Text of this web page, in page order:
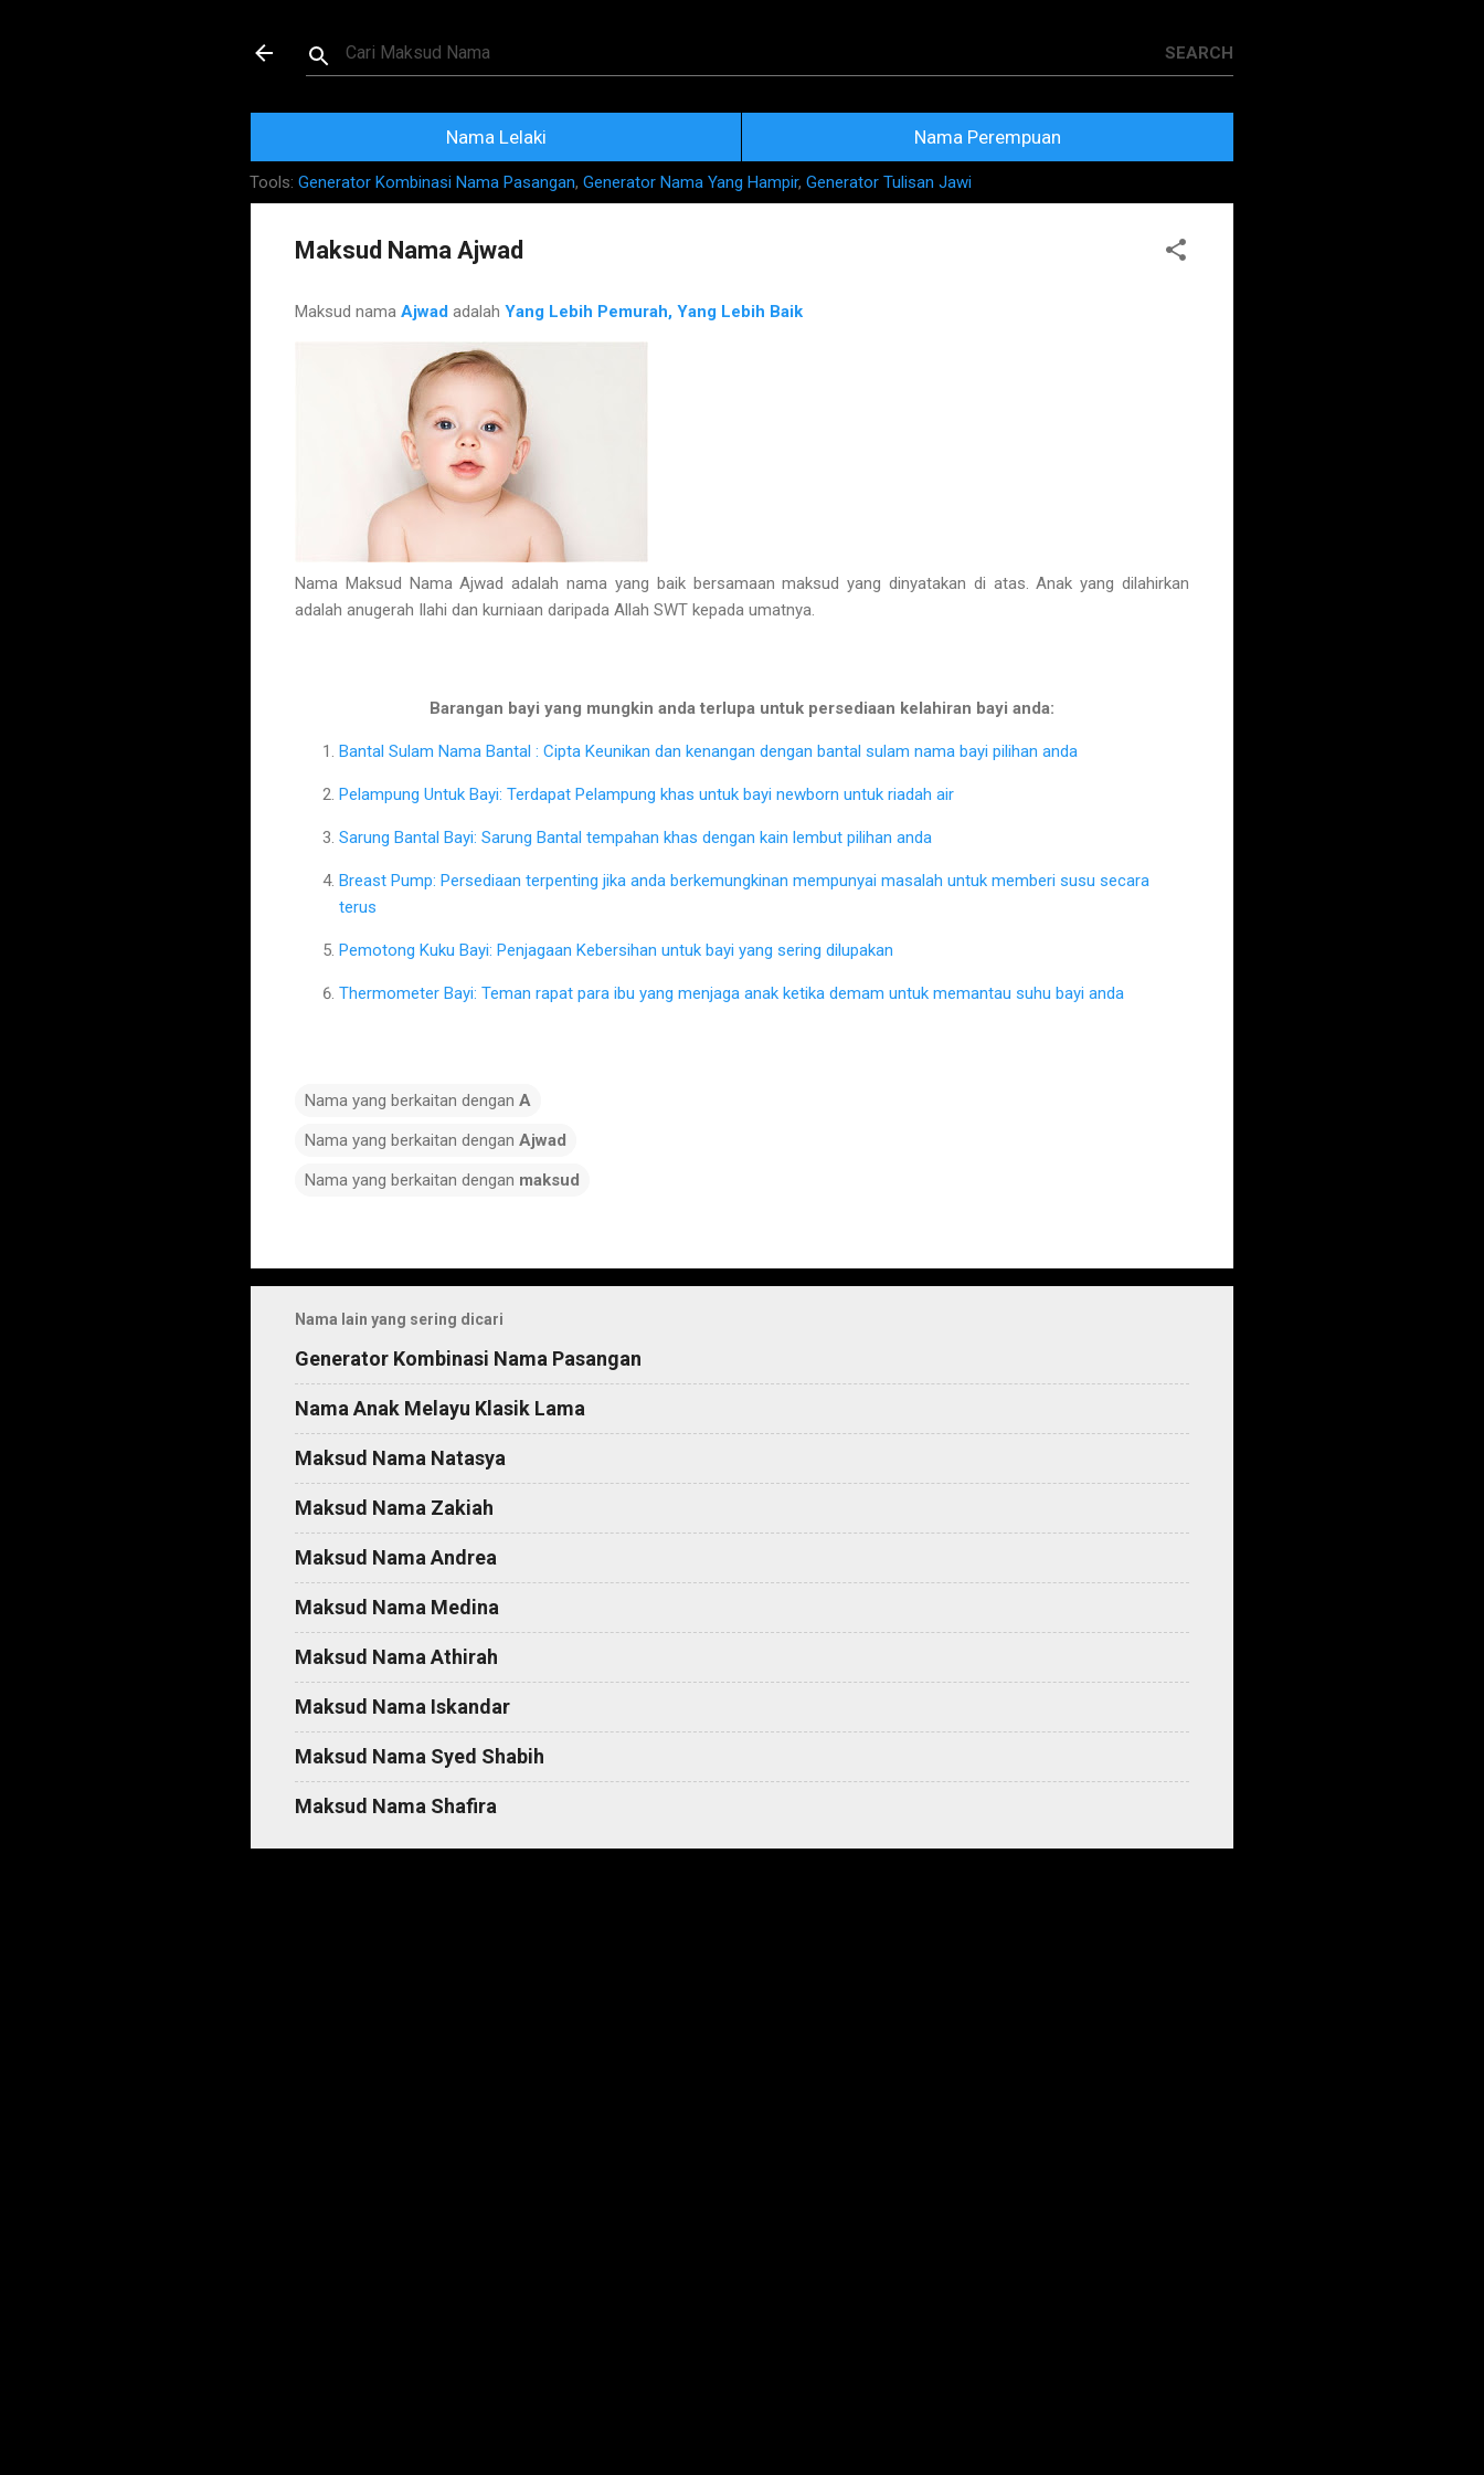
Maksud dan Makna Nama Rujukan Terkini
Nama Lelaki Nama Perempuan
Tools: Generator Kombinasi Nama Pasangan, Generator Nama Yang Hampir, Generator Tulisan Jawi
Maksud Nama Ajwad
Maksud nama Ajwad adalah Yang Lebih Pemurah, Yang Lebih Baik
Nama Maksud Nama Ajwad adalah nama yang baik bersamaan maksud yang dinyatakan di atas. Anak yang dilahirkan
adalah anugerah Ilahi dan kurniaan daripada Allah SWT kepada umatnya.
Barangan bayi yang mungkin anda terlupa untuk persediaan kelahiran bayi anda:
Bantal Sulam Nama Bantal : Cipta Keunikan dan kenangan dengan bantal sulam nama bayi pilihan anda
Pelampung Untuk Bayi: Terdapat Pelampung khas untuk bayi newborn untuk riadah air
Sarung Bantal Bayi: Sarung Bantal tempahan khas dengan kain lembut pilihan anda
Breast Pump: Persediaan terpenting jika anda berkemungkinan mempunyai masalah untuk memberi susu secara
terus
Pemotong Kuku Bayi: Penjagaan Kebersihan untuk bayi yang sering dilupakan
Thermometer Bayi: Teman rapat para ibu yang menjaga anak ketika demam untuk memantau suhu bayi anda
Nama yang berkaitan dengan A
Nama yang berkaitan dengan Ajwad
Nama yang berkaitan dengan maksud
e
n
t
s
Nama lain yang sering dicari
Generator Kombinasi Nama Pasangan
Nama Anak Melayu Klasik Lama
Maksud Nama Natasya
Maksud Nama Zakiah
Maksud Nama Andrea
Maksud Nama Medina
Maksud Nama Athirah
Maksud Nama Iskandar
Maksud Nama Syed Shabih
Maksud Nama Shafira